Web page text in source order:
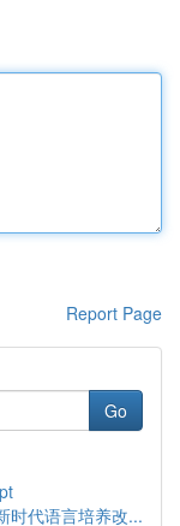
Report Page
Go
时代语言培养改...